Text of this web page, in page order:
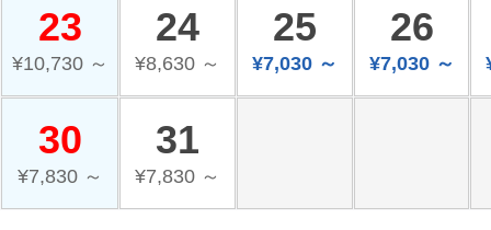
23
¥10,730 ～
24
¥8,630 ～
25
¥7,030 ～
26
¥7,030 ～
30
¥7,830 ～
31
¥7,830 ～